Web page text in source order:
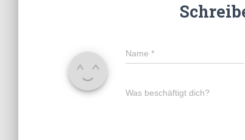
Name *
Was beschäftigt dich?